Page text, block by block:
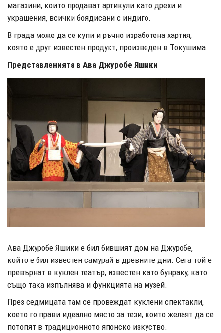
магазини, които продават артикули като дрехи и
украшения, всички боядисани с индиго.
В града може да се купи и ръчно изработена хартия,
която е друг известен продукт, произведен в Токушима.
Представленията в Ава Джуробе Яшики
Ава Джуробе Яшики е бил бившият дом на Джуробе,
който е бил известен самурай в древните дни. Сега той е
превърнат в куклен театър, известен като бунраку, като
също така изпълнява и функцията на музей.
През седмицата там се провеждат куклени спектакли,
което го прави идеално място за тези, които желаят да се
потопят в традиционното японско изкуство.